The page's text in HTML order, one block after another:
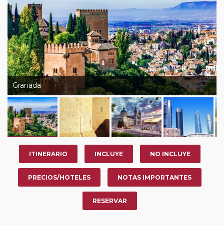
7 noches según circuito y fechas de salida. Es
fundamental que el circuito tenga salida posterior a la
fecha escogida y permita la salida deseada. El
suplemento por parada efectuada es de 40 Euros/52
Dólares por persona. Si la parada se realiza para tomar
otro circuito del mismo proveedor no se abonará este
suplemento.
Granada
ITINERARIO INCLUYE NO INCLUYE
PRECIOS/HOTELES NOTAS IMPORTANTES
RESERVAR